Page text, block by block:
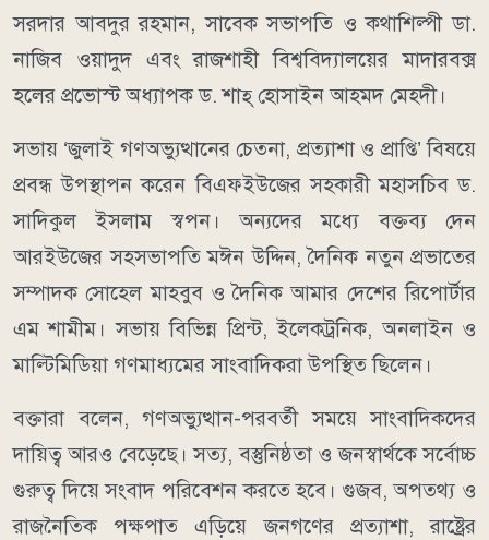
সরদার আবদুর রহমান, সাবেক সভাপতি ও কথাশিল্পী ডা.
নাজিব ওয়াদুদ এবং রাজশাহী বিশ্ববিদ্যালয়ের মাদারবক্স
হলের প্রভোস্ট অধ্যাপক ড. শাহ্ হোসাইন আহমদ মেহ্দী।
সভায় ‘জুলাই গণঅভ্যুত্থানের চেতনা, প্রত্যাশা ও প্রাপ্তি’ বিষয়ে
প্রবন্ধ উপস্থাপন করেন বিএফইউজের সহকারী মহাসচিব ড.
সাদিকুল ইসলাম স্বপন। অন্যদের মধ্যে বক্তব্য দেন
আরইউজের সহসভাপতি মঈন উদ্দিন, দৈনিক নতুন প্রভাতের
সম্পাদক সোহেল মাহবুব ও দৈনিক আমার দেশের রিপোর্টার
এম শামীম। সভায় বিভিন্ন প্রিন্ট, ইলেকট্রনিক, অনলাইন ও
মাল্টিমিডিয়া গণমাধ্যমের সাংবাদিকরা উপস্থিত ছিলেন।
বক্তারা বলেন, গণঅভ্যুত্থান-পরবর্তী সময়ে সাংবাদিকদের
দায়িত্ব আরও বেড়েছে। সত্য, বস্তুনিষ্ঠতা ও জনস্বার্থকে সর্বোচ্চ
গুরুত্ব দিয়ে সংবাদ পরিবেশন করতে হবে। গুজব, অপতথ্য ও
রাজনৈতিক পক্ষপাত এড়িয়ে জনগণের প্রত্যাশা, রাষ্ট্রের